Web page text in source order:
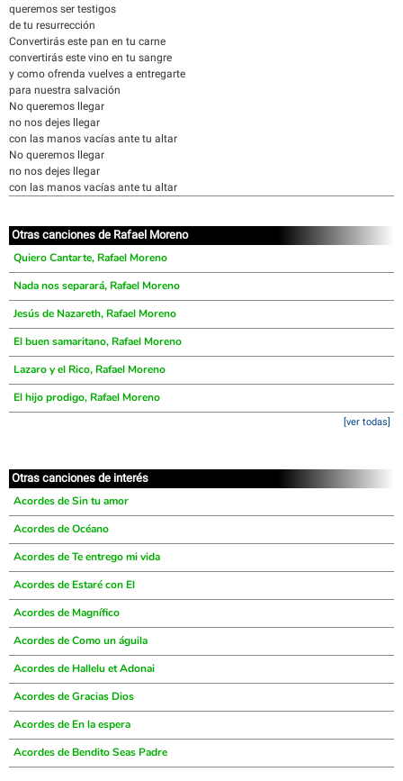
queremos ser testigos
de tu resurrección
Convertirás este pan en tu carne
convertirás este vino en tu sangre
y como ofrenda vuelves a entregarte
para nuestra salvación
No queremos llegar
no nos dejes llegar
con las manos vacías ante tu altar
No queremos llegar
no nos dejes llegar
con las manos vacías ante tu altar
Otras canciones de Rafael Moreno
Quiero Cantarte, Rafael Moreno
Nada nos separará, Rafael Moreno
Jesús de Nazareth, Rafael Moreno
El buen samaritano, Rafael Moreno
Lazaro y el Rico, Rafael Moreno
El hijo prodigo, Rafael Moreno
[ver todas]
Otras canciones de interés
Acordes de Sin tu amor
Acordes de Océano
Acordes de Te entrego mi vida
Acordes de Estaré con El
Acordes de Magnífico
Acordes de Como un águila
Acordes de Hallelu et Adonai
Acordes de Gracias Dios
Acordes de En la espera
Acordes de Bendito Seas Padre